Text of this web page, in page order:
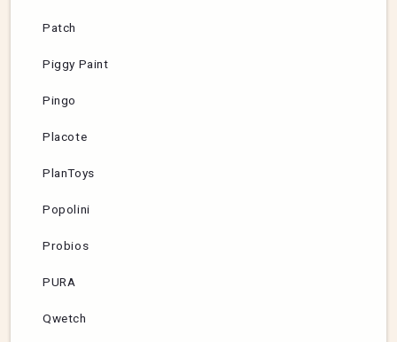
Patch
Piggy Paint
Pingo
Placote
PlanToys
Popolini
Probios
PURA
Qwetch